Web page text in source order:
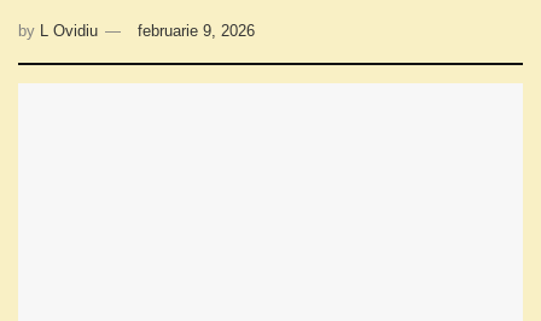
by L Ovidiu februarie 9, 2026